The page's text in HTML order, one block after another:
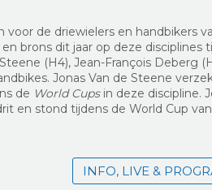
de driewielers en handbikers
brons dit jaar op deze disciplines
(H4), Jean-François Deberg
Jonas Van de Steene
de World Cupsin deze discipline.
en stond tijdens de World Cup
INFO, LIVE &